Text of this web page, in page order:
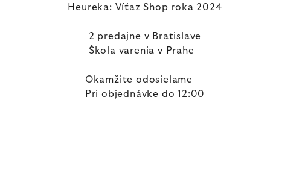
Heureka: Víťaz Shop roka 2024
2 predajne v Bratislave
Škola varenia v Prahe
Okamžite odosielame
Pri objednávke do 12:00